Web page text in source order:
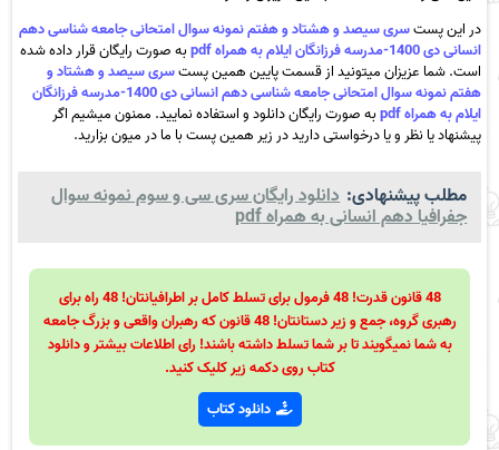
در این پستسری سیصد و هشتاد و هفتم نمونه سوال امتحانی جامعه شناسی دهم
انسانی دی 1400-مدرسه فرزانگان ایلام به همراه pdf
به صورت رایگان قرار داده شده
است. شما عزیزان میتونید از قسمت پایین همین پستسری سیصد و هشتاد و
هفتم نمونه سوال امتحانی جامعه شناسی دهم انسانی دی 1400-مدرسه فرزانگان
ایلام به همراه pdf
به صورت رایگان دانلود و استفاده نمایید. ممنون میشیم اگر
پیشنهاد یا نظر و یا درخواستی دارید در زیر همین پست با ما در میون بزارید.
مطلب پیشنهادی: دانلود رایگان سری سی و سوم نمونه سوال
جفرافیا دهم انسانی به همراه pdf
48 قانون قدرت! 48 فرمول برای تسلط کامل بر اطرافیانتان! 48 راه برای
رهبری گروه، جمع و زیر دستانتان! 48 قانون که رهبران واقعی و بزرگ جامعه
به شما نمیگویند تا بر شما تسلط داشته باشند! رای اطلاعات بیشتر و دانلود
کتاب روی دکمه زیر کلیک کنید.
دانلود کتاب